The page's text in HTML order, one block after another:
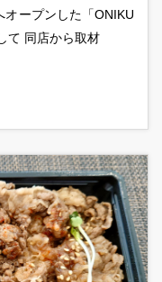
ープンした「ONIKU
て 同店から取材